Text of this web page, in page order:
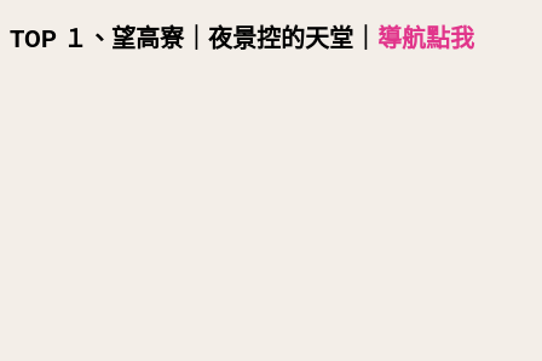
TOP １、望高寮｜夜景控的天堂 導航點我